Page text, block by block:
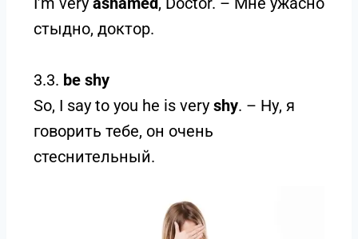
стыдно, доктор.
3.3. be shy
So, I say to you he is very shy. – Ну, я
говорить тебе, он очень
стеснительный.